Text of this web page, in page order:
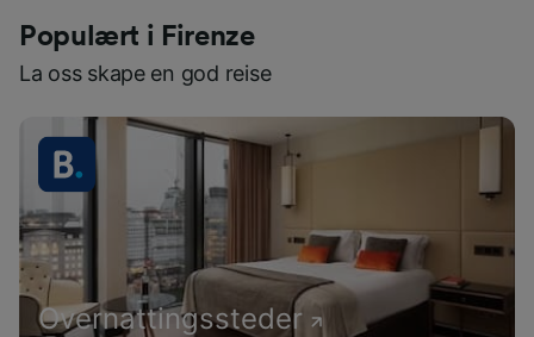
Populært i Firenze
La oss skape en god reise
Overnattingssteder